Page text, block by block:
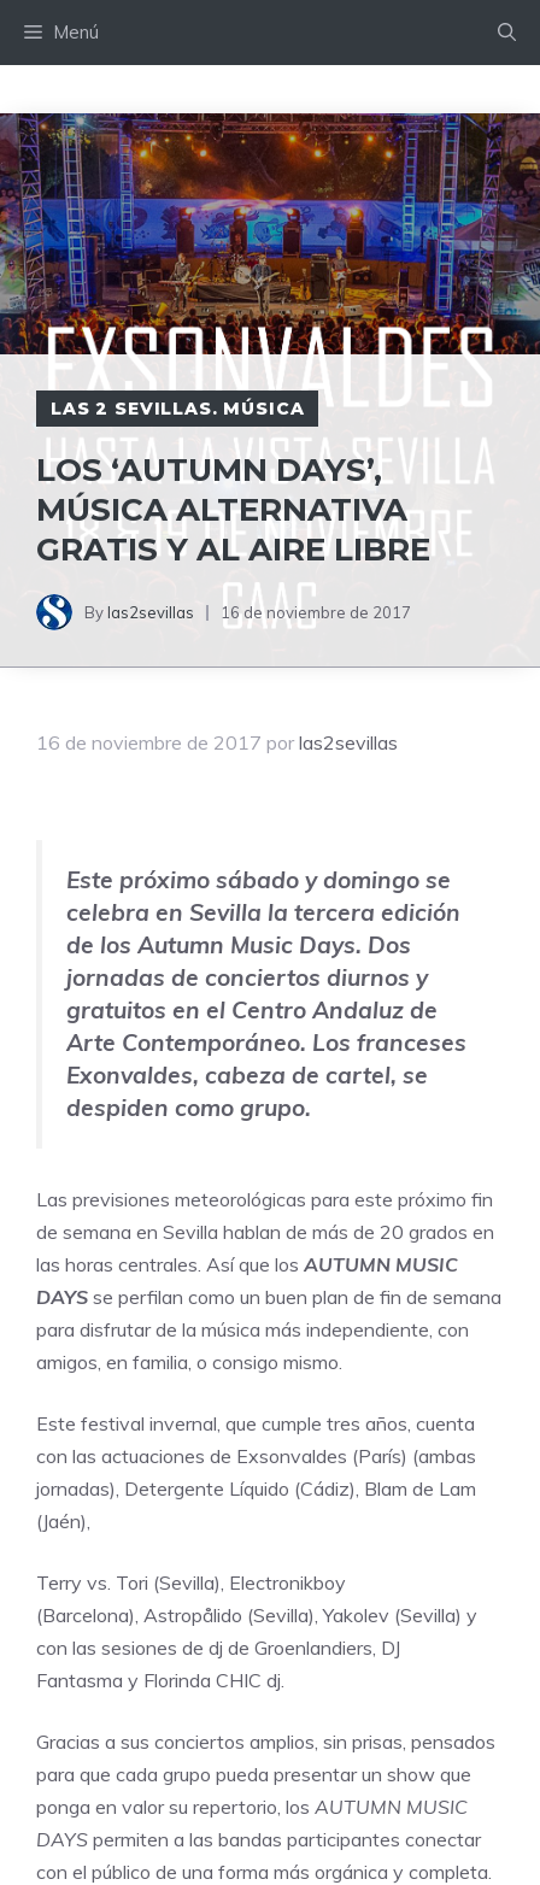
Menú
LAS 2 SEVILLAS. MÚSICA
LOS ‘AUTUMN DAYS’,
MÚSICA ALTERNATIVA
GRATIS Y AL AIRE LIBRE
By las2sevillas 16 de noviembre de 2017
16 de noviembre de 2017 por las2sevillas
Este próximo sábado y domingo se
celebra en Sevilla la tercera edición
de los Autumn Music Days. Dos
jornadas de conciertos diurnos y
gratuitos en el Centro Andaluz de
Arte Contemporáneo. Los franceses
Exonvaldes, cabeza de cartel, se
despiden como grupo.
Las previsiones meteorológicas para este próximo fin
de semana en Sevilla hablan de más de 20 grados en
las horas centrales. Así que los AUTUMN MUSIC
DAYS se perfilan como un buen plan de fin de semana
para disfrutar de la música más independiente, con
amigos, en familia, o consigo mismo.
Este festival invernal, que cumple tres años, cuenta
con las actuaciones de Exsonvaldes (París) (ambas
jornadas), Detergente Líquido (Cádiz), Blam de Lam
(Jaén),
Terry vs. Tori (Sevilla), Electronikboy
(Barcelona), Astropålido (Sevilla),Yakolev (Sevilla) y
con las sesiones de dj de Groenlandiers DJ
Fantasma y Florinda CHIC dj.
Gracias a sus conciertos amplios, sin prisas, pensados
para que cada grupo pueda presentar un show que
ponga en valor su repertorio, los AUTUMN MUSIC
DAYS permiten a las bandas participantes conectar
con el público de una forma más orgánica y completa.